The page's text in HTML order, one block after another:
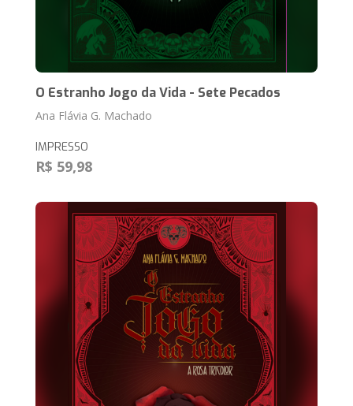
O Estranho Jogo da Vida - Sete Pecados
Ana Flávia G. Machado
IMPRESSO
R$ 59,98